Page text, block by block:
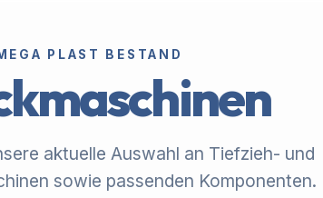
PLAST BESTAND
aktuelle Auswahl an Tiefzieh- und
sowie passenden Komponenten.